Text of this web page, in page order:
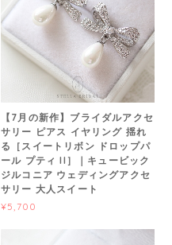
【7月の新作】ブライダルアクセ
サリー ピアス イヤリング 揺れ
る［スイートリボン ドロップパ
ール プティ II］｜キュービック
ジルコニア ウェディングアクセ
サリー 大人スイート
¥5,700